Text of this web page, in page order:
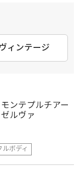
ィンテージ
ンテプルチアー
ルヴァ
ルボディ